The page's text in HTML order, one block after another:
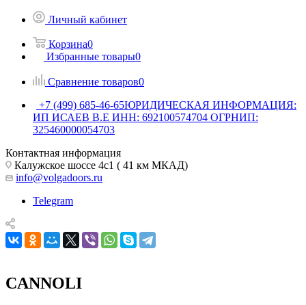
Личный кабинет
Корзина0
Избранные товары0
Сравнение товаров0
+7 (499) 685-46-65ЮРИДИЧЕСКАЯ ИНФОРМАЦИЯ:
ИП ИСАЕВ В.Е ИНН: 692100574704 ОГРНИП:
325460000054703
Контактная информация
Калужское шоссе 4с1 ( 41 км МКАД)
info@volgadoors.ru
Telegram
CANNOLI